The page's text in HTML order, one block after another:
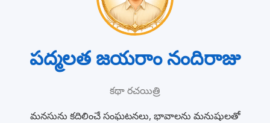
పద్మలత జయరాం నందిరాజు
కథా రచయిత్రి
మనసును కదిలించే సంఘటనలు, భావాలను మనుషులతో